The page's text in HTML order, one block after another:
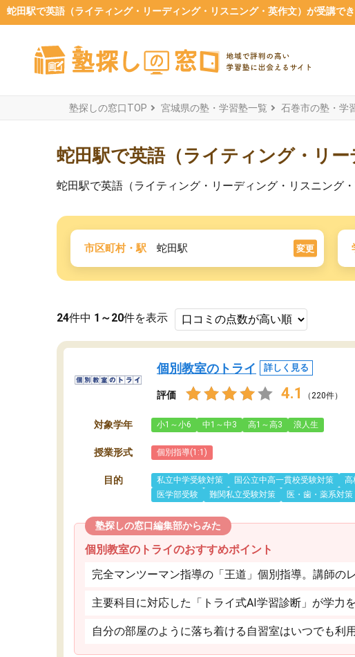
蛇田駅で英語（ライティング・リーディング・リスニング・英作文）が受講で
塾探しの窓口TOP 宮城県の塾・学習塾一覧 石巻市の塾・学
蛇田駅で英語（ライティング・リ
蛇田駅で英語（ライティング・リーディング・リスニング
市区町村・駅 蛇田駅 変更
24件中 1～20件を表示
個別教室のトライ 詳しく見る
評価 4.1 （220件）
対象学年 小1～小6 中1～中3 高1～高3 浪人生
授業形式 個別指導(1:1)
目的 私立中学受験対策 国公立中高一貫校受験対策 高
医学部受験
難関私立受験対策 医・歯・薬系対策
塾探しの窓口編集部からみた
個別教室のトライのおすすめポイント
完全マンツーマン指導の「王道」個別指導。講師の
主要科目に対応した「トライ式AI学習診断」が学力
自分の部屋のように落ち着ける自習室はいつでも利